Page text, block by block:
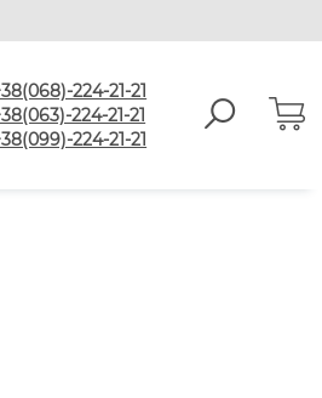
224-21-21
224-21-21
224-21-21